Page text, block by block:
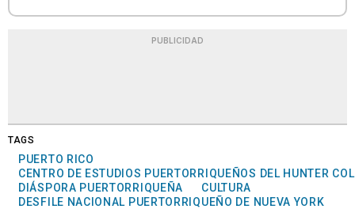
PUBLICIDAD
TAGS
PUERTO RICO
CENTRO DE ESTUDIOS PUERTORRIQUEÑOS DEL HUNTER
DIÁSPORA PUERTORRIQUEÑA
CULTURA
DESFILE NACIONAL PUERTORRIQUEÑO DE NUEVA YORK